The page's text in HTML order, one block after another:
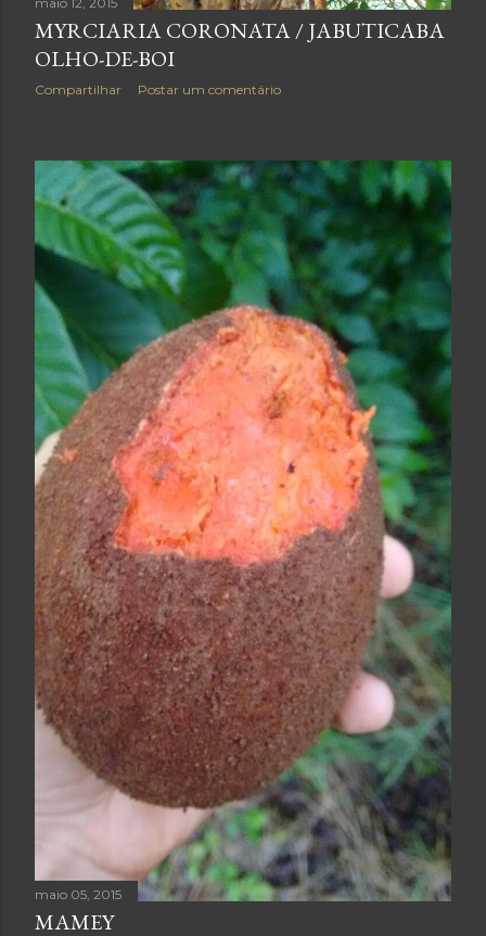
MYRCIARIA CORONATA / JABUTICABA
OLHO-DE-BOI
Compartilhar Postar um comentário
maio 05, 2015
MAMEY